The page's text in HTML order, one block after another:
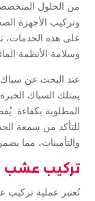
من الحلول
وتركيب الأجهزة
على هذه الخدمات،
وسلامة الأنظمة
عند البحث عن
يمتلك السباك الخبرة
المطلوبة بكفاءة.
للتأكد من سمعة
والتأمينات، مما
تركيب عشب
تُعتبر عملية